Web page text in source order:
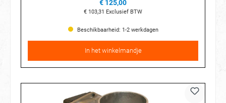
€ 125,00
€ 103,31 Exclusief BTW
Beschikbaarheid: 1-2 werkdagen
In het winkelmandje